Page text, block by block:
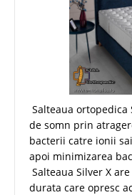
Salteaua ortopedica
de somn prin
bacterii catre ionii
apoi minimizarea
Salteaua Silver X
durata care opresc